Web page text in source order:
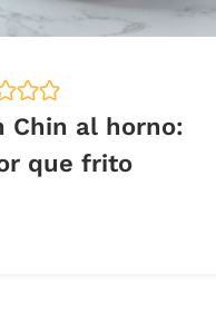
Chin al horno:
que frito